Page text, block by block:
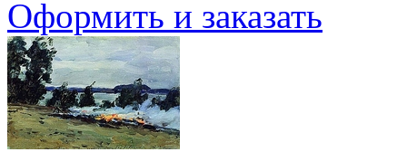
Оформить и заказать